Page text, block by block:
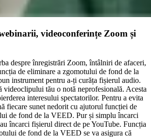
videoconferințe Zoom și
despre înregistrări Zoom, întâlniri de afaceri,
de eliminare a zgomotului de fond de la
instrument pentru a-ți curăța fișierul audio.
videoclipului tău o notă neprofesională. Acesta
interesului spectatorilor. Pentru a evita
fiecare sunet nedorit cu ajutorul funcției de
de fond de la VEED. Pur și simplu încarci
încarci fișierul direct de pe YouTube. Funcția
de fond de la VEED se va asigura că